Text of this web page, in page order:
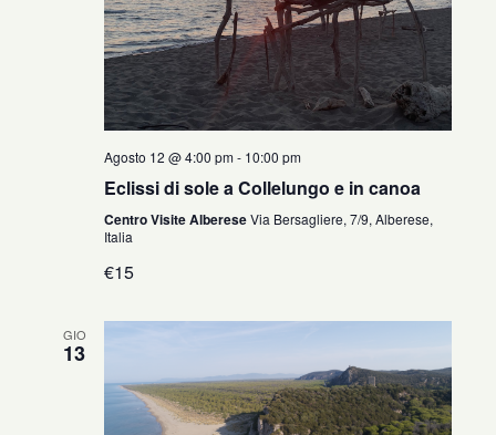
Agosto 12 @ 4:00 pm- 10:00 pm
Eclissi di sole a Collelungo e in canoa
Centro Visite AlbereseVia Bersagliere, 7/9, Alberese,
Italia
€15
GIO
13